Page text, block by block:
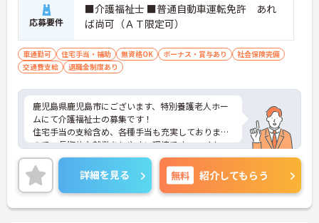
応募要件
■介護福祉士 ■普通自動車運転免許 あれ
ば尚可（ＡＴ限定可）
車通勤可 住宅手当・補助 無資格OK ボーナス・賞与あり
社会保険完備
交通費支給
退職金制度あり
鹿児島県鹿児島市にございます、特別養護老人ホー
ムにて介護福祉士の募集です！
住宅手当の支給含め、各種手当も充実しております
ので、長期的な就業をしやすい環境です。マイカー
通勤OKなので、通勤も楽々ですよ◎
ご興味のある方は、マイナビ介護職までお問い合わ
せください。
詳細を見る 無料 紹介してもらう